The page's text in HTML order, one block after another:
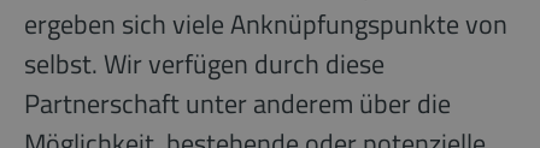
ergeben sich viele Anknüpfungspunkte von
selbst. Wir verfügen durch diese
Partnerschaft unter anderem über die